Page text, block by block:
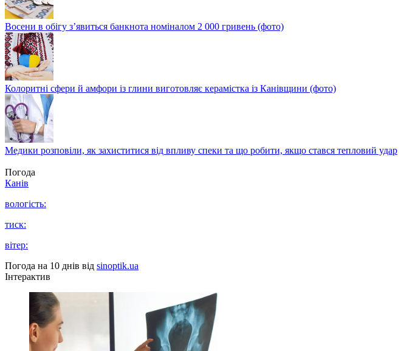
Восени в обігу з’явиться банкнота номіналом 2 000 гривень (фото)
Колоритні сфери й амфори із глини виготовляє керамістка із Канівщини (фото)
Медики розповіли, як захиститися від впливу спеки та що робити, якщо стався тепловий удар
Погода
Канів
вологість:
тиск:
вітер:
Погода на 10 днів від sinoptik.ua
Інтерактив